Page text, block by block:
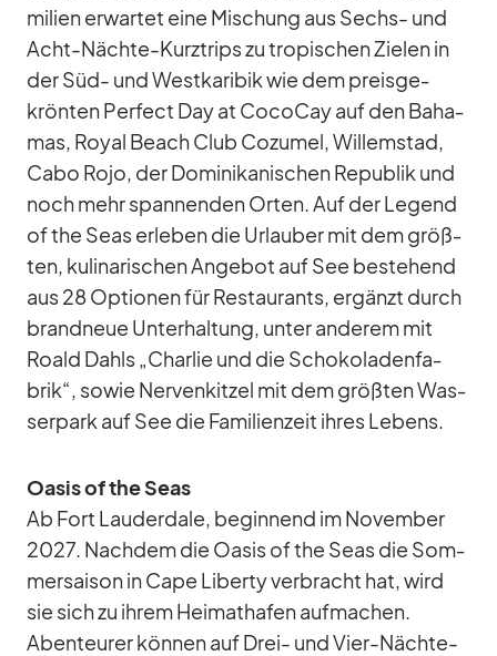
mi­lien er­war­tet eine Mi­schung aus Sechs- und
Acht-Nächte-Kurz­trips zu tro­pi­schen Zie­len in
der Süd- und West­ka­ri­bik wie dem preis­ge­
krön­ten Per­fect Day at Co­co­Cay auf den Ba­ha­
mas, Royal Beach Club Co­zu­mel, Wil­lem­stad,
Cabo Rojo, der Do­mi­ni­ka­ni­schen Re­pu­blik und
noch mehr span­nen­den Or­ten. Auf der Le­gend
of the Seas er­le­ben die Ur­lau­ber mit dem größ­
ten, ku­li­na­ri­schen An­ge­bot auf See be­stehend
aus 28 Op­tio­nen für Re­stau­rants, er­gänzt durch
brand­neue Un­ter­hal­tung, un­ter an­de­rem mit
Roald Dahls „Char­lie und die Scho­ko­la­den­fa­
brik“, so­wie Ner­ven­kit­zel mit dem größ­ten Was­
ser­park auf See die Fa­mi­li­en­zeit ih­res Le­bens.
Oa­sis of the Seas
Ab Fort Lau­derd­ale, be­gin­nend im No­vem­ber
2027. Nach­dem die Oa­sis of the Seas die Som­
mer­sai­son in Cape Li­berty ver­bracht hat, wird
sie sich zu ih­rem Hei­mat­ha­fen auf­ma­chen.
Aben­teu­rer kön­nen auf Drei- und Vier-Nächte-